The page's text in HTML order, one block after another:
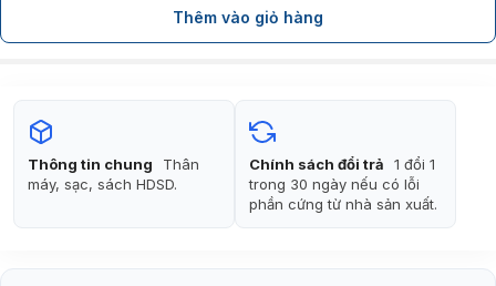
Thêm vào giỏ hàng
Thông tin chung
Thân
máy, sạc, sách HDSD.
Chính sách đổi trả
1 đổi 1
trong 30 ngày nếu có lỗi
phần cứng từ nhà sản xuất.